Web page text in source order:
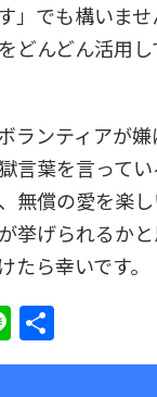
」でも構いま
どんどん活用
ランティアが
言葉を言って
無償の愛を楽
挙げられるか
たら幸いです。
Li
n 有